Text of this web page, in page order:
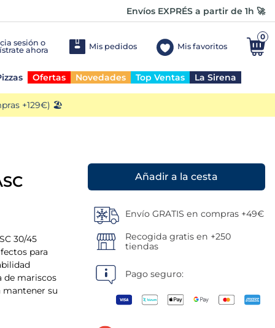
Envíos EXPRÉS a partir de 1h 🚀
Mis pedidos Mis favoritos
0
Ofertas Novedades Top Ventas La Sirena
+129€) 🏖️
30/45
para
de mariscos
mantener su
Añadir a la cesta
Envío GRATIS en compras +49€
Recogida gratis en +250
tiendas
Pago seguro: